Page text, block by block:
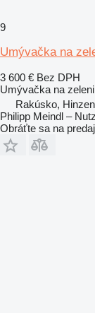
9
Umývačka na
3 600 € Bez DPH
Umývačka na
Rakúsko,
Philipp Meindl –
Obráťte sa na